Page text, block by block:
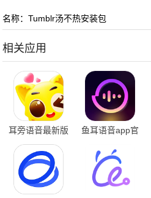
名称：Tumblr汤不热安装包
相关应用
耳旁语音最新版
本
鱼耳语音app官